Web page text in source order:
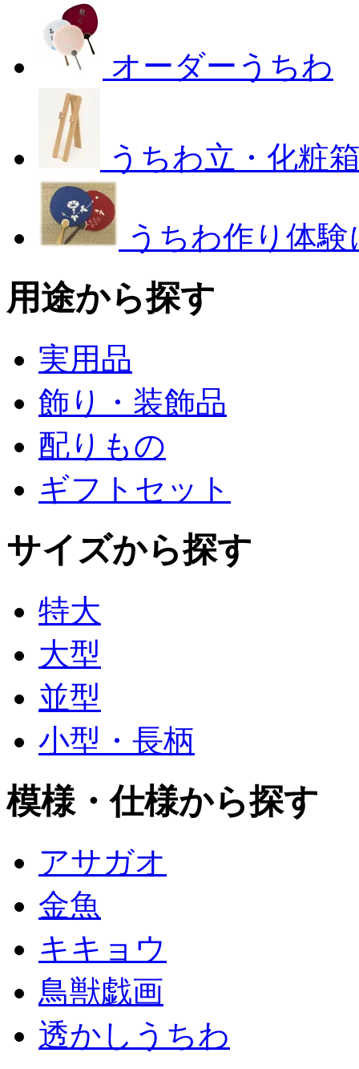
オーダーうちわ
うちわ立・化粧
うちわ作り体
用途から探す
実用品
飾り・装飾品
配りもの
ギフトセット
サイズから探す
特大
大型
並型
小型・長柄
模様・仕様から探す
アサガオ
金魚
キキョウ
鳥獣戯画
透かしうちわ